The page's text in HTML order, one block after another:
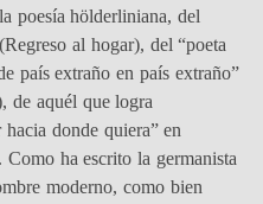
poesía hölderliniana, del
(Regreso al hogar), del “poeta
país extraño en país extraño”
de aquél que logra
donde quiera” en
ha escrito la germanista
moderno, como bien